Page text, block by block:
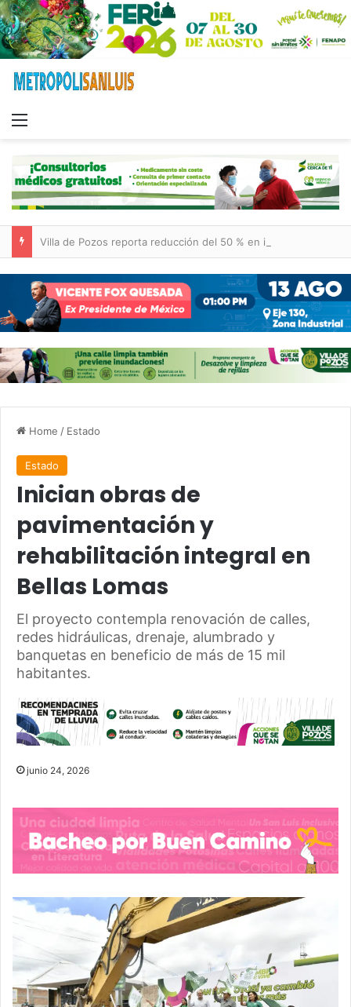
Home / Estado
Estado
Inician obras de
pavimentación y
rehabilitación integral en
Bellas Lomas
El proyecto contempla renovación de calles,
redes hidráulicas, drenaje, alumbrado y
banquetas en beneficio de más de 15 mil
habitantes.
junio 24, 2026